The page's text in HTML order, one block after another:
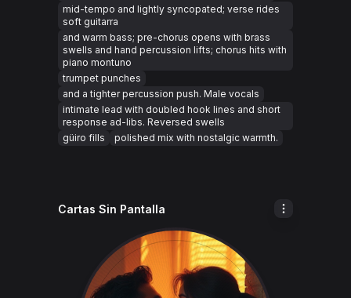
mid-tempo and lightly syncopated; verse rides
soft guitarra
and warm bass; pre-chorus opens with brass
swells and hand percussion lifts; chorus hits with
piano montuno
trumpet punches
and a tighter percussion push. Male vocals
intimate lead with doubled hook lines and short
response ad-libs. Reversed swells
güiro fills
polished mix with nostalgic warmth.
Cartas Sin Pantalla